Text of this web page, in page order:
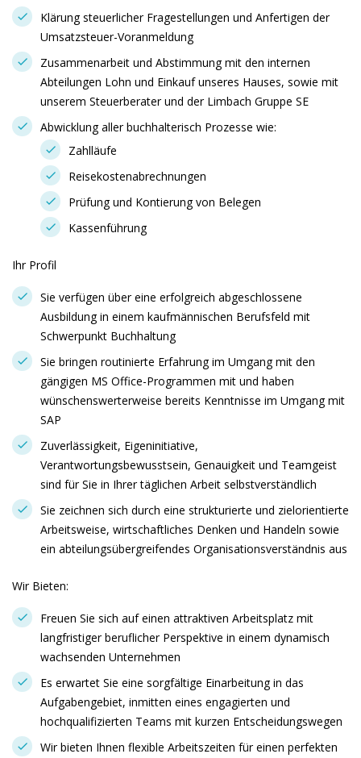
Klärung steuerlicher Fragestellungen und Anfertigen der
Umsatzsteuer-Voranmeldung
Zusammenarbeit und Abstimmung mit den internen
Abteilungen Lohn und Einkauf unseres Hauses, sowie mit
unserem Steuerberater und der Limbach Gruppe SE
Abwicklung aller buchhalterisch Prozesse wie:
Zahlläufe
Reisekostenabrechnungen
Prüfung und Kontierung von Belegen
Kassenführung
Ihr Profil
Sie verfügen über eine erfolgreich abgeschlossene
Ausbildung in einem kaufmännischen Berufsfeld mit
Schwerpunkt Buchhaltung
Sie bringen routinierte Erfahrung im Umgang mit den
gängigen MS Office-Programmen mit und haben
wünschenswerterweise bereits Kenntnisse im Umgang mit
SAP
Zuverlässigkeit, Eigeninitiative,
Verantwortungsbewusstsein, Genauigkeit und Teamgeist
sind für Sie in Ihrer täglichen Arbeit selbstverständlich
Sie zeichnen sich durch eine strukturierte und zielorientierte
Arbeitsweise, wirtschaftliches Denken und Handeln sowie
ein abteilungsübergreifendes Organisationsverständnis aus
Wir Bieten:
Freuen Sie sich auf einen attraktiven Arbeitsplatz mit
langfristiger beruflicher Perspektive in einem dynamisch
wachsenden Unternehmen
Es erwartet Sie eine sorgfältige Einarbeitung in das
Aufgabengebiet, inmitten eines engagierten und
hochqualifizierten Teams mit kurzen Entscheidungswegen
Wir bieten Ihnen flexible Arbeitszeiten für einen perfekten